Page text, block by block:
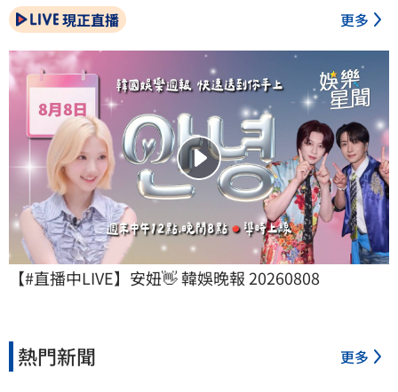
現正直播 更多
【#直播中LIVE】安妞👋 韓娛晚報 20260808
熱門新聞 更多